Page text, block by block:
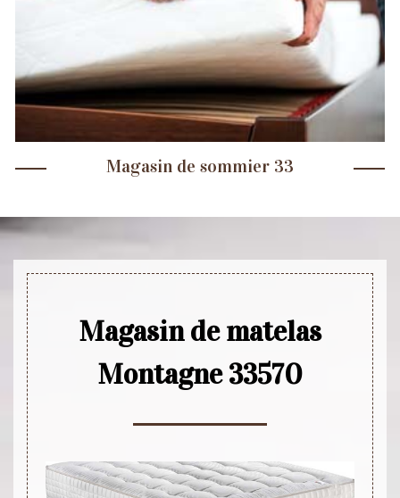
Magasin de sommier 33
Magasin de matelas
Montagne 33570